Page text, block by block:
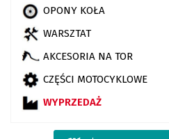
OPONY KOŁA
WARSZTAT
AKCESORIA NA TOR
CZĘŚCI MOTOCYKLOWE
WYPRZEDAŻ